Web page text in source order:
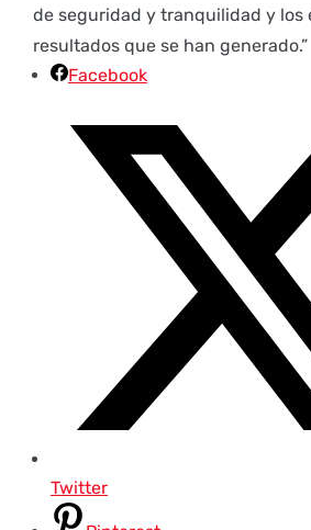
de seguridad y tranquilidad y los
resultados que se han generado.”
Facebook
Twitter